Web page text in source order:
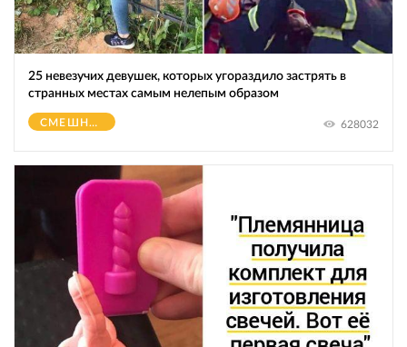
25 невезучих девушек, которых угораздило застрять в
странных местах самым нелепым образом
СМЕШНОЕ 628032